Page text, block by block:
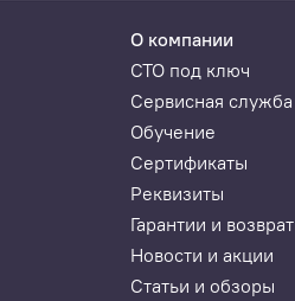
О компании
СТО под ключ
Сервисная служба
Обучение
Сертификаты
Реквизиты
Гарантии и возврат
Новости и акции
Статьи и обзоры